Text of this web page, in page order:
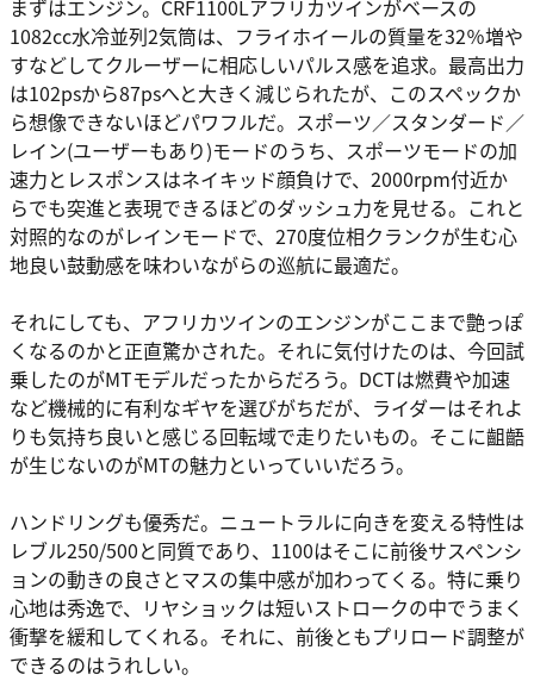
まずはエンジン。CRF1100Lアフリカツインがベースの
1082cc水冷並列2気筒は、フライホイールの質量を32％増や
すなどしてクルーザーに相応しいパルス感を追求。最高出力
は102psから87psへと大きく減じられたが、このスペックか
ら想像できないほどパワフルだ。スポーツ／スタンダード／
レイン(ユーザーもあり)モードのうち、スポーツモードの加
速力とレスポンスはネイキッド顔負けで、2000rpm付近か
らでも突進と表現できるほどのダッシュ力を見せる。これと
対照的なのがレインモードで、270度位相クランクが生む心
地良い鼓動感を味わいながらの巡航に最適だ。
それにしても、アフリカツインのエンジンがここまで艶っぽ
くなるのかと正直驚かされた。それに気付けたのは、今回試
乗したのがMTモデルだったからだろう。DCTは燃費や加速
など機械的に有利なギヤを選びがちだが、ライダーはそれよ
りも気持ち良いと感じる回転域で走りたいもの。そこに齟齬
が生じないのがMTの魅力といっていいだろう。
ハンドリングも優秀だ。ニュートラルに向きを変える特性は
レブル250/500と同質であり、1100はそこに前後サスペンシ
ョンの動きの良さとマスの集中感が加わってくる。特に乗り
心地は秀逸で、リヤショックは短いストロークの中でうまく
衝撃を緩和してくれる。それに、前後ともプリロード調整が
できるのはうれしい。